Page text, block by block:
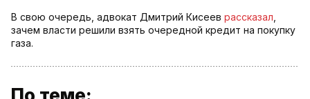
В свою очередь, адвокат Дмитрий Кисеев рассказал
зачем власти решили взять очередной кредит на покупку
газа.